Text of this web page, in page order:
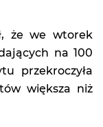
że we wtorek
na 100
przekroczyła
większa niż